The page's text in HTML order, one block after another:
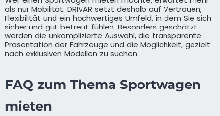
als nur Mobilität. DRIVAR setzt deshalb auf Vertrauen,
Flexibilität und ein hochwertiges Umfeld, in dem Sie sich
sicher und gut betreut fühlen. Besonders geschätzt
werden die unkomplizierte Auswahl, die transparente
Präsentation der Fahrzeuge und die Möglichkeit, gezielt
nach exklusiven Modellen zu suchen.
FAQ zum Thema Sportwagen
mieten